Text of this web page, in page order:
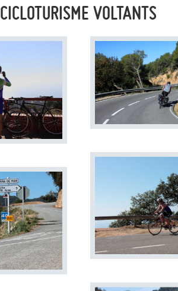
CICLOTURISME VOLTANTS